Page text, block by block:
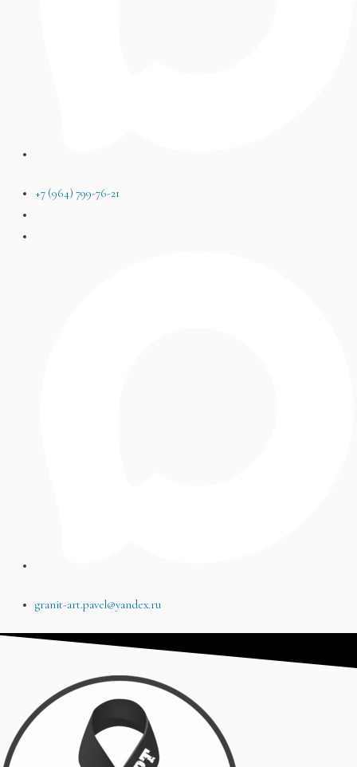
+7 (964) 799-76-21
granit-art.pavel@yandex.ru